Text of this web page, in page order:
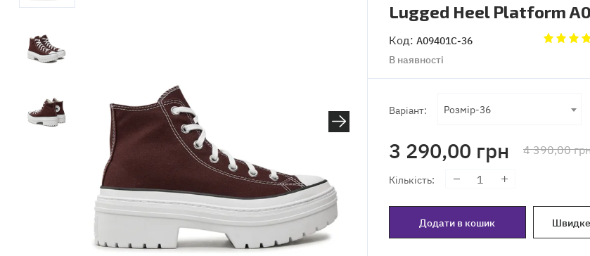
Lugged Heel Platform
Код: A09401C-36
В наявності
Варіант: Розмір-36
3 290,00 грн 4 390,00
Кількість:
Додати в кошик